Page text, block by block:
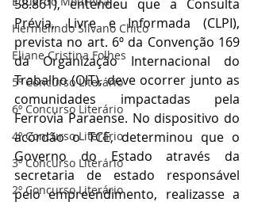
Hermelindo Silvano Chico
Eliane Cristina Folhes
5º Concurso Literário
6º Concurso Literário
4º Concurso Literário
3º Concurso Literário
2º Concurso Literário
58.861), entendeu que a Consulta
Prévia, Livre e Informada (CLPI),
prevista no art. 6º da Convenção 169
da Organização Internacional do
Trabalho (OIT), deve ocorrer junto as
comunidades impactadas pela
Ferrovia Paraense. No dispositivo do
acórdão o TCE, determinou que o
Governo do Estado através da
secretaria de estado responsável
pelo empreendimento, realizasse a